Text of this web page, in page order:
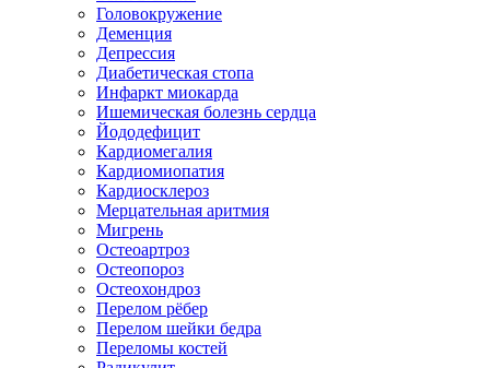
Головокружение
Деменция
Депрессия
Диабетическая стопа
Инфаркт миокарда
Ишемическая болезнь сердца
Йододефицит
Кардиомегалия
Кардиомиопатия
Кардиосклероз
Мерцательная аритмия
Мигрень
Остеоартроз
Остеопороз
Остеохондроз
Перелом рёбер
Перелом шейки бедра
Переломы костей